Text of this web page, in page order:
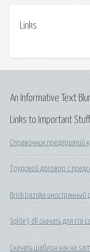
Links
Links to Important Stuff
Справочник предприятий
Трудовой договор с
Brick bazuka иностранный
Sqlite3 dll скачать для гта
Скачать шаблон как на
An Informative Text